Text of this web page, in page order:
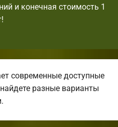
и конечная стоимость 1
современные доступные
разные варианты